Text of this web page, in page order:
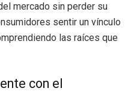
mercado sin perder su
sentir un vínculo
las raíces que
con el